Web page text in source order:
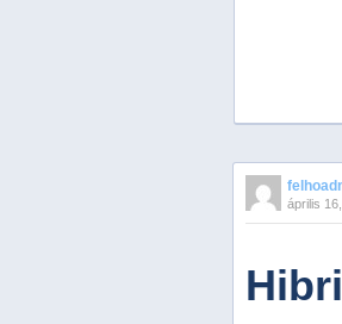
PreviousNext
2
április